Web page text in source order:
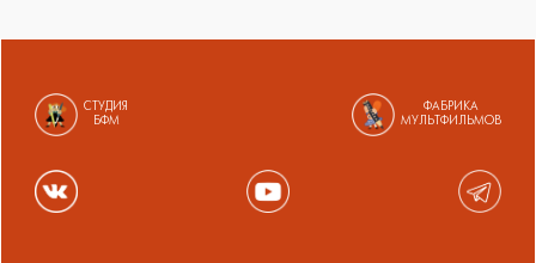
СТУДИЯ
БФМ
ФАБРИКА
МУЛЬТФИЛЬМОВ